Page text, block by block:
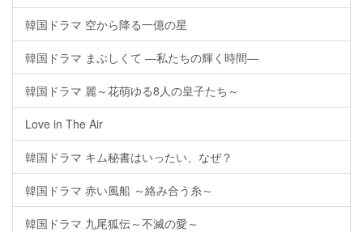
韓国ドラマ 空から降る一億の星
韓国ドラマ まぶしくて ―私たちの輝く時間―
韓国ドラマ 麗～花萌ゆる8人の皇子たち～
Love in The Air
韓国ドラマ キム秘書はいったい、なぜ？
韓国ドラマ 赤い風船 ～絡み合う糸～
韓国ドラマ 九尾狐伝～不滅の愛～